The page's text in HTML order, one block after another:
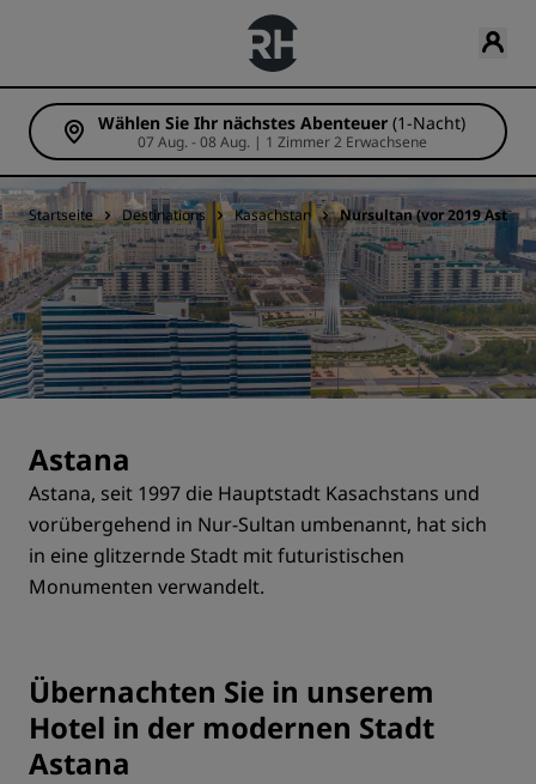
Wählen Sie Ihr nächstes Abenteuer (1-Nacht)
07 Aug. - 08 Aug. | 1 Zimmer 2 Erwachsene
Startseite Destinations Kasachstan Nursultan (vor 2019
Astana
Astana, seit 1997 die Hauptstadt Kasachstans und
vorübergehend in Nur-Sultan umbenannt, hat sich
in eine glitzernde Stadt mit futuristischen
Monumenten verwandelt.
Übernachten Sie in unserem
Hotel in der modernen Stadt
Astana